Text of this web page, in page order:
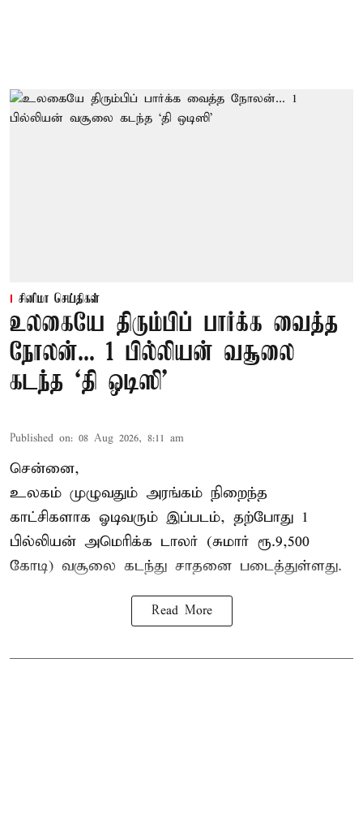
சினிமா செய்திகள்
உலகையே திரும்பிப் பார்க்க வைத்த
நோலன்... 1 பில்லியன் வசூலை
கடந்த ‘தி ஒடிஸி’
Published on: 08 Aug 2026, 8:11 am
சென்னை,
உலகம் முழுவதும் அரங்கம் நிறைந்த
காட்சிகளாக ஓடிவரும் இப்படம், தற்போது 1
பில்லியன் அமெரிக்க டாலர் (சுமார் ரூ.9,500
கோடி) வசூலை கடந்து சாதனை படைத்துள்ளது.
Read More